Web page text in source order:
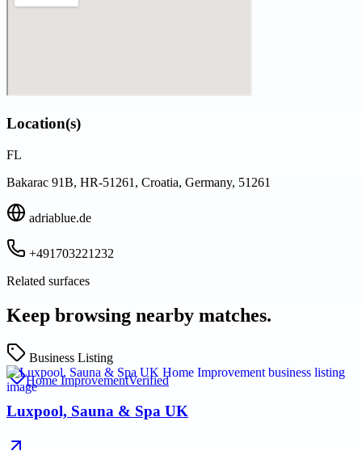
Location(s)
FL
Bakarac 91B, HR-51261, Croatia, Germany, 51261
adriablue.de
+491703221232
Related surfaces
Keep browsing nearby matches.
Business Listing
Home ImprovementVerified
Luxpool, Sauna & Spa UK